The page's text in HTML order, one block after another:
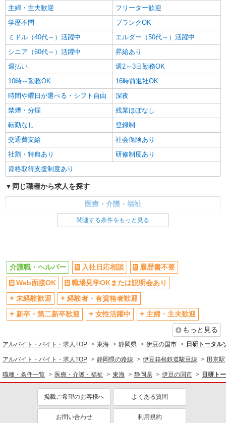
主婦・主夫歓迎
フリーター歓迎
学歴不問
ブランクOK
ミドル（40代～）活躍中
エルダー（50代～）活躍中
シニア（60代～）活躍中
昇給あり
週払い
週2～3日勤務OK
10時～勤務OK
16時前退社OK
時間や曜日が選べる・シフト自由
深夜
禁煙・分煙
残業ほぼなし
転勤なし
登録制
交通費支給
社会保険あり
社割・特典あり
研修制度あり
資格取得支援制度あり
同じ職種から求人を探す
医療・介護・福祉
週2～3日勤務OK
深夜
交通費支給
社会保険あり
関連する条件をもっと見る
介護職・ヘルパー 入社日応相談
履歴書不要
Web面接OK
職場見学OKまたは説明会あり
未経験歓迎
経験者・有資格者歓迎
新卒・第二新卒歓迎
女性活躍中
主婦・主夫歓迎
もっと見る
アルバイト・バイト・求人TOP 東海 静岡県 伊豆の国市 日研トータ
アルバイト・バイト・求人TOP 静岡県の路線 伊豆箱根鉄道駿豆線 田京駅
職種・条件一覧 医療・介護・福祉 東海 静岡県 伊豆の国市 日研ト
掲載ご希望のお客様へ よくある質問
お問い合わせ 利用規約